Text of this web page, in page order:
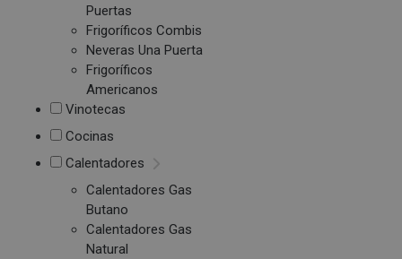
Puertas
Frigoríficos Combis
Neveras Una Puerta
Frigoríficos
Americanos
Vinotecas
Cocinas
Calentadores
Calentadores Gas
Butano
Calentadores Gas
Natural